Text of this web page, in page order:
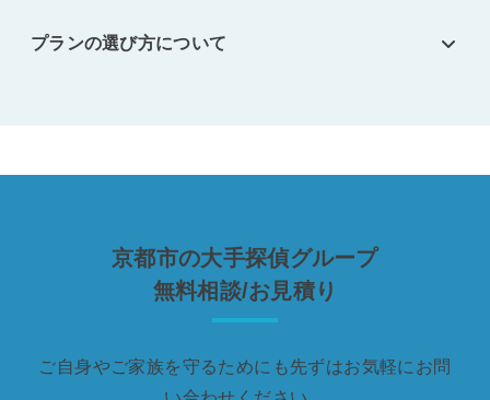
プランの選び方について
京都市の大手探偵グループ
無料相談/お見積り
ご自身やご家族を守るためにも先ずはお気軽にお問